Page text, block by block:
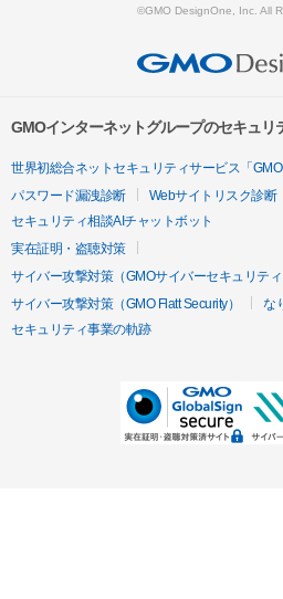
©GMO DesignOne, Inc. All
GMOインターネットグループのセキュリ
世界初総合ネットセキュリティサービス「GMO
パスワード漏洩診断
Webサイトリスク診断
セキュリティ相談AIチャットボット
実在証明・盗聴対策
サイバー攻撃対策（GMOサイバーセキュリティ
サイバー攻撃対策（GMO Flatt Security）
な
セキュリティ事業の軌跡